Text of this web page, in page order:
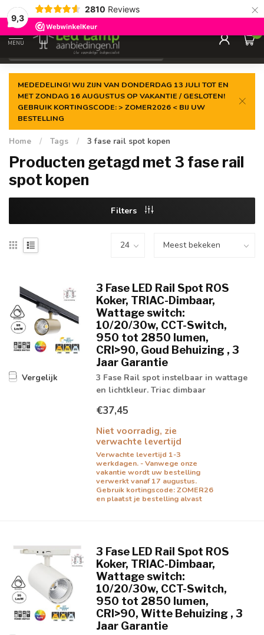
9,3
2810 Reviews ×
Gegarandeerde delaagste prijs
MENU
0
MEDEDELING! WIJ ZIJN VAN DONDERDAG 13 JULI TOT EN
MET ZONDAG 16 AUGUSTUS OP VAKANTIE / GESLOTEN!
GEBRUIK KORTINGSCODE: > ZOMER2026 < BIJ UW
BESTELLING
Home / Tags / 3 fase rail spot kopen
Producten getagd met 3 fase rail
spot kopen
Filters
Vergelijk
3 Fase LED Rail Spot ROS
Koker, TRIAC-Dimbaar,
Wattage switch:
10/20/30w, CCT-Switch,
950 tot 2850 lumen,
CRI>90, Goud Behuizing , 3
Jaar Garantie
3 Fase Rail spot instelbaar in wattage
en lichtkleur. Triac dimbaar
€37,45
Niet voorradig, zie
verwachte levertijd
Verwachte levertijd 1-3
werkdagen. - Vanwege onze
vakantie wordt uw bestelling
verwerkt vanaf 17 augustus.
Gebruik kortingscode: ZOMER26
en plaatst je bestelling alvast
3 Fase LED Rail Spot ROS
Koker, TRIAC-Dimbaar,
Wattage switch:
10/20/30w, CCT-Switch,
950 tot 2850 lumen,
CRI>90, Witte Behuizing , 3
Jaar Garantie